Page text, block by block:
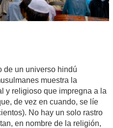
de un universo hindú
muestra la
y religioso que impregna a la
de vez en cuando, se líe
No hay un solo rastro
en nombre de la religión,